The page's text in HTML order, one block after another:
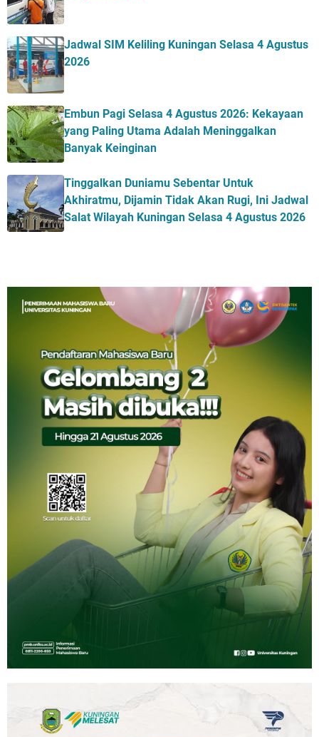
Jadwal SIM Keliling Kuningan Selasa 4 Agustus
2026
Embun Pagi Selasa 4 Agustus 2026: Kekayaan
yang Paling Utama Adalah Meninggalkan
Banyak Keinginan
Tinggalkan Duniamu Sebentar Untuk
Akhiratmu, Dijamin Tidak Akan Rugi, Ini Jadwal
Salat Wilayah Kuningan Selasa 4 Agustus 2026